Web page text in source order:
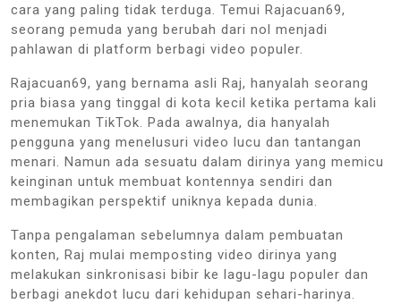
cara yang paling tidak terduga. Temui Rajacuan69,
seorang pemuda yang berubah dari nol menjadi
pahlawan di platform berbagi video populer.
Rajacuan69, yang bernama asli Raj, hanyalah seorang
pria biasa yang tinggal di kota kecil ketika pertama kali
menemukan TikTok. Pada awalnya, dia hanyalah
pengguna yang menelusuri video lucu dan tantangan
menari. Namun ada sesuatu dalam dirinya yang memicu
keinginan untuk membuat kontennya sendiri dan
membagikan perspektif uniknya kepada dunia.
Tanpa pengalaman sebelumnya dalam pembuatan
konten, Raj mulai memposting video dirinya yang
melakukan sinkronisasi bibir ke lagu-lagu populer dan
berbagi anekdot lucu dari kehidupan sehari-harinya.